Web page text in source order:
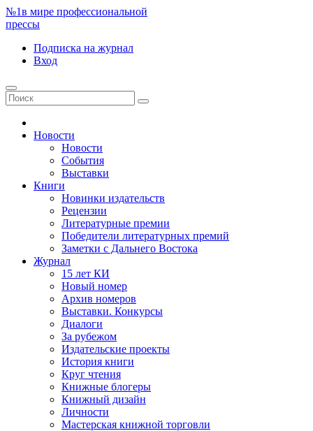
№1в мире профессиональной
прессы
Подписка на журнал
Вход
Новости
Новости
События
Выставки
Книги
Новинки издательств
Рецензии
Литературные премии
Победители литературных премий
Заметки с Дальнего Востока
Журнал
15 лет КИ
Новый номер
Архив номеров
Выставки. Конкурсы
Диалоги
За рубежом
Издательские проекты
История книги
Круг чтения
Книжные блогеры
Книжный дизайн
Личности
Мастерская книжной торговли